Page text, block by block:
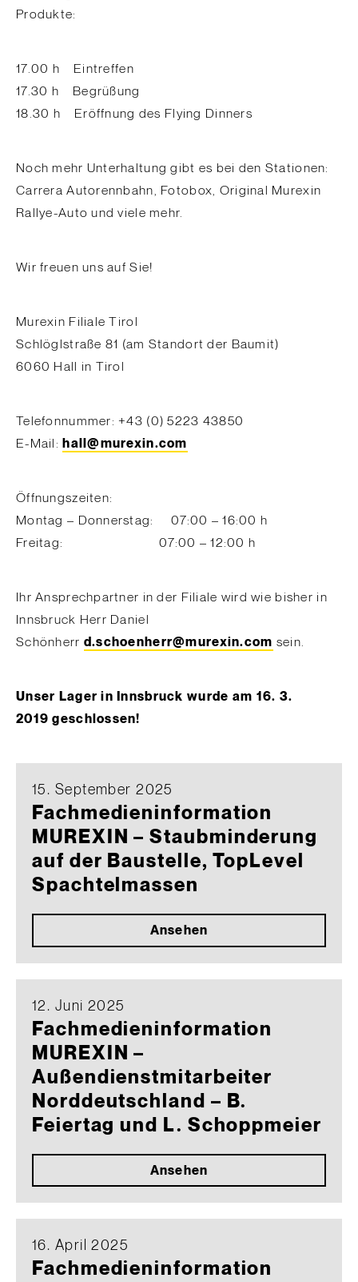
Produkte:
17.00 h Eintreffen
17.30 h Begrüßung
18.30 h Eröffnung des Flying Dinners
Noch mehr Unterhaltung gibt es bei den Stationen:
Carrera Autorennbahn, Fotobox, Original Murexin
Rallye-Auto und viele mehr.
Wir freuen uns auf Sie!
Murexin Filiale Tirol
Schlöglstraße 81 (am Standort der Baumit)
6060 Hall in Tirol
Telefonnummer: +43 (0) 5223 43850
E-Mail: hall@murexin.com
Öffnungszeiten:
Montag – Donnerstag: 07:00 – 16:00 h
Freitag: 07:00 – 12:00 h
Ihr Ansprechpartner in der Filiale wird wie bisher in
Innsbruck Herr Daniel
Schönherr d.schoenherr@murexin.com sein.
Unser Lager in Innsbruck wurde am 16. 3.
2019 geschlossen!
15. September 2025
Fachmedieninformation
MUREXIN – Staubminderung
auf der Baustelle, TopLevel
Spachtelmassen
Ansehen
12. Juni 2025
Fachmedieninformation
MUREXIN –
Außendienstmitarbeiter
Norddeutschland – B.
Feiertag und L. Schoppmeier
Ansehen
16. April 2025
Fachmedieninformation